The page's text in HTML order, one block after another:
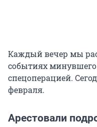
Каждый вечер мы
событиях
спецоперацией.
февраля.
Арестовали